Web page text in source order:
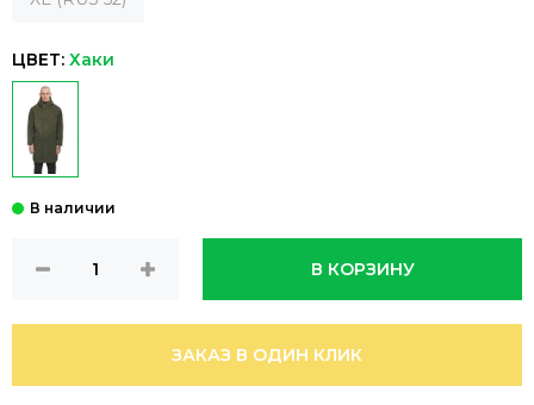
ЦВЕТ: Хаки
В КОРЗИНУ
ЗАКАЗ В ОДИН КЛИК